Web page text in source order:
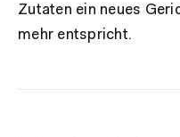
Zutaten ein neues
mehr entspricht.